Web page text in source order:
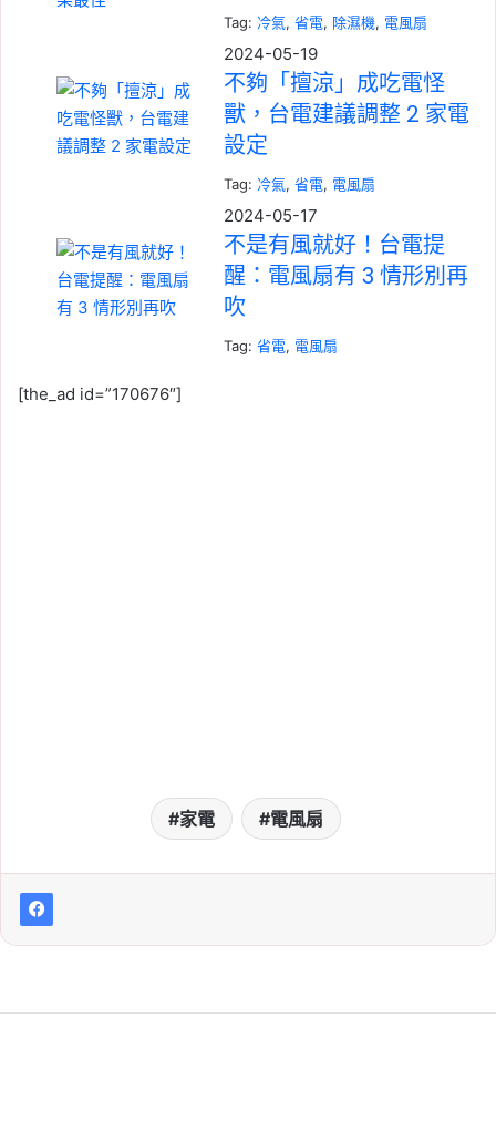
Tag: 冷氣, 省電, 除濕機, 電風扇
2024-05-19
不夠「擅涼」成吃電怪
獸，台電建議調整 2 家電
設定
Tag: 冷氣, 省電, 電風扇
2024-05-17
不是有風就好！台電提
醒：電風扇有 3 情形別再
吹
Tag:省電, 電風扇
[the_ad id=”170676″]
家電 電風扇